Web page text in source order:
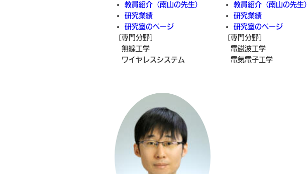
教員紹介（南山の先生）
研究業績
研究室のページ
〔専門分野〕
無線工学
ワイヤレスシステム
教員紹介（南山の先生）
研究業績
研究室のページ
〔専門分野〕
電磁波工学
電気電子工学